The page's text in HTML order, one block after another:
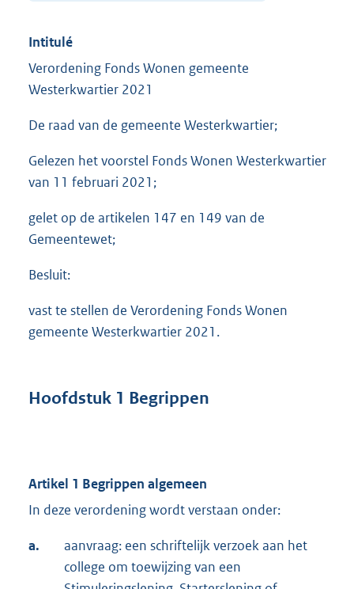
Intitulé
Verordening Fonds Wonen gemeente
Westerkwartier 2021
De raad van de gemeente Westerkwartier;
Gelezen het voorstel Fonds Wonen Westerkwartier
van 11 februari 2021;
gelet op de artikelen 147 en 149 van de
Gemeentewet;
Besluit:
vast te stellen de Verordening Fonds Wonen
gemeente Westerkwartier 2021.
Hoofdstuk 1 Begrippen
Artikel 1 Begrippen algemeen
In deze verordening wordt verstaan onder:
a.
aanvraag: een schriftelijk verzoek aan het
college om toewijzing van een